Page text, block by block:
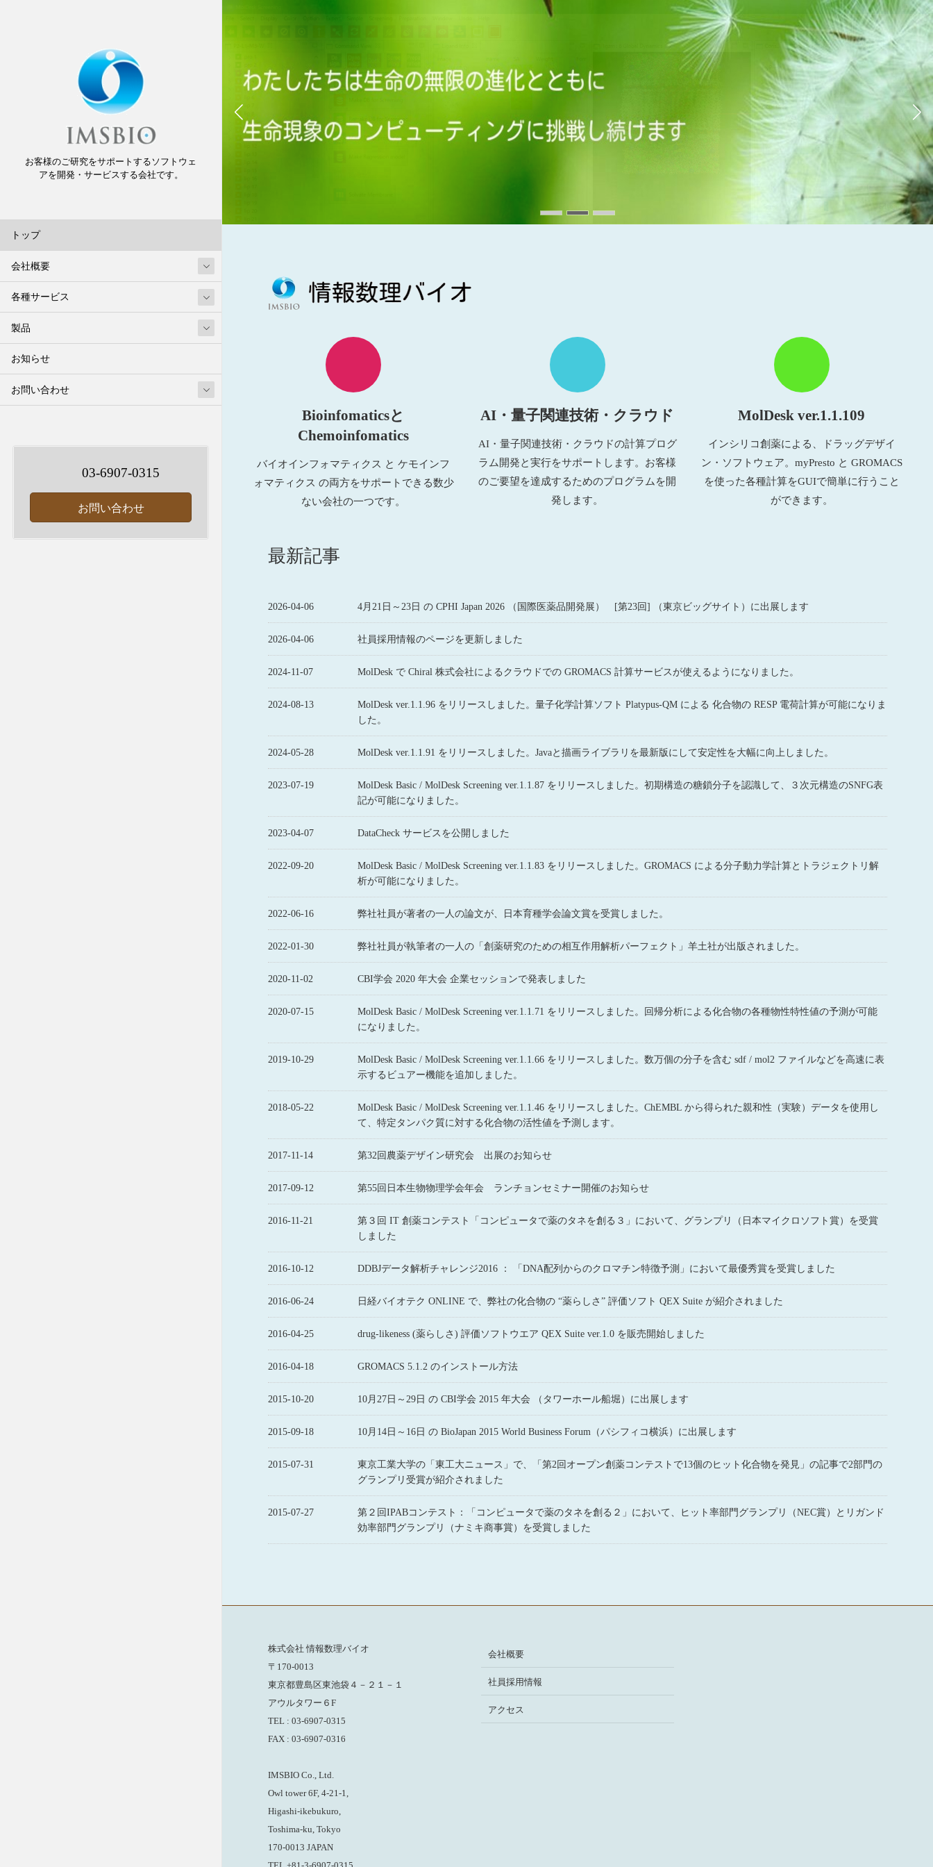
お客様のご研究をサポートするソフトウェ
アを開発・サービスする会社です。
トップ
会社概要
各種サービス
製品
お知らせ
お問い合わせ
03-6907-0315
お問い合わせ
Bioinfomaticsと
Chemoinfomatics
バイオインフォマティクス と ケモインフ
ォマティクス の両方をサポートできる数少
ない会社の一つです。
AI・量子関連技術・クラウド
AI・量子関連技術・クラウドの計算プログ
ラム開発と実行をサポートします。お客様
のご要望を達成するためのプログラムを開
発します。
MolDesk ver.1.1.109
インシリコ創薬による、ドラッグデザイ
ン・ソフトウェア。myPresto と GROMACS
を使った各種計算をGUIで簡単に行うこと
ができます。
最新記事
2026-04-06 4月21日～23日 の CPHI Japan 2026 （国際医薬品開発展） [第23回] （東京ビッグサイト）に出展します
2026-04-06 社員採用情報のページを更新しました
2024-11-07 MolDesk で Chiral 株式会社によるクラウドでの GROMACS 計算サービスが使えるようになりました。
2024-08-13
MolDesk ver.1.1.96 をリリースしました。量子化学計算ソフト Platypus-QM による 化合物の RESP 電荷計算が可能になりま
した。
2024-05-28 MolDesk ver.1.1.91 をリリースしました。Javaと描画ライブラリを最新版にして安定性を大幅に向上しました。
2023-07-19
MolDesk Basic / MolDesk Screening ver.1.1.87 をリリースしました。初期構造の糖鎖分子を認識して、３次元構造のSNFG表
記が可能になりました。
2023-04-07 DataCheck サービスを公開しました
2022-09-20
MolDesk Basic / MolDesk Screening ver.1.1.83 をリリースしました。GROMACS による分子動力学計算とトラジェクトリ解
析が可能になりました。
2022-06-16 弊社社員が著者の一人の論文が、日本育種学会論文賞を受賞しました。
2022-01-30 弊社社員が執筆者の一人の「創薬研究のための相互作用解析パーフェクト」羊土社が出版されました。
2020-11-02 CBI学会 2020 年大会 企業セッションで発表しました
2020-07-15
MolDesk Basic / MolDesk Screening ver.1.1.71 をリリースしました。回帰分析による化合物の各種物性特性値の予測が可能
になりました。
2019-10-29
MolDesk Basic / MolDesk Screening ver.1.1.66 をリリースしました。数万個の分子を含む sdf / mol2 ファイルなどを高速に表
示するビュアー機能を追加しました。
2018-05-22
MolDesk Basic / MolDesk Screening ver.1.1.46 をリリースしました。ChEMBL から得られた親和性（実験）データを使用し
て、特定タンパク質に対する化合物の活性値を予測します。
2017-11-14 第32回農薬デザイン研究会 出展のお知らせ
2017-09-12 第55回日本生物物理学会年会 ランチョンセミナー開催のお知らせ
2016-11-21
第３回 IT 創薬コンテスト「コンピュータで薬のタネを創る３」において、グランプリ（日本マイクロソフト賞）を受賞
しました
2016-10-12 DDBJデータ解析チャレンジ2016 ： 「DNA配列からのクロマチン特徴予測」において最優秀賞を受賞しました
2016-06-24 日経バイオテク ONLINE で、弊社の化合物の “薬らしさ” 評価ソフト QEX Suite が紹介されました
2016-04-25 drug-likeness (薬らしさ) 評価ソフトウエア QEX Suite ver.1.0 を販売開始しました
2016-04-18 GROMACS 5.1.2 のインストール方法
2015-10-20 10月27日～29日 の CBI学会 2015 年大会 （タワーホール船堀）に出展します
2015-09-18 10月14日～16日 の BioJapan 2015 World Business Forum（パシフィコ横浜）に出展します
2015-07-31
東京工業大学の「東工大ニュース」で、「第2回オープン創薬コンテストで13個のヒット化合物を発見」の記事で2部門の
グランプリ受賞が紹介されました
2015-07-27
第２回IPABコンテスト：「コンピュータで薬のタネを創る２」において、ヒット率部門グランプリ（NEC賞）とリガンド
効率部門グランプリ（ナミキ商事賞）を受賞しました
株式会社 情報数理バイオ
〒170-0013
東京都豊島区東池袋４－２１－１
アウルタワー６F
TEL : 03-6907-0315
FAX : 03-6907-0316
IMSBIO Co., Ltd.
Owl tower 6F, 4-21-1,
Higashi-ikebukuro,
Toshima-ku, Tokyo
170-0013 JAPAN
会社概要
社員採用情報
アクセス